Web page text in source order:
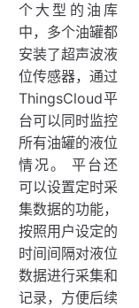
个大型的油库
中，多个油罐都
安装了超声波液
位传感器，通过
ThingsCloud平
台可以同时监控
所有油罐的液位
情况。 平台还
可以设置定时采
集数据的功能，
按照用户设定的
时间间隔对液位
数据进行采集和
记录，方便后续